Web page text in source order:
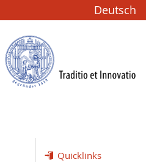
Deutsch
Quicklinks